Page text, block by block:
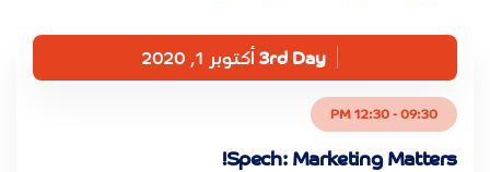
3rd Day أكتوبر 1, 2020
09:30 - 12:30 PM
Spech: Marketing Matters!